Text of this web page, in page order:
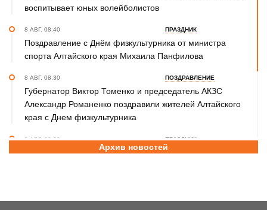
воспитывает юных волейболистов
8 АВГ. 08:40 ПРАЗДНИК
Поздравление с Днём физкультурника от министра
спорта Алтайского края Михаила Панфилова
8 АВГ. 08:30 ПОЗДРАВЛЕНИЕ
Губернатор Виктор Томенко и председатель АКЗС
Александр Романенко поздравили жителей Алтайского
края с Днем физкультурника
8 АВГ. 08:20 ПРАЗДНИК
Поздравление с Днем физкультурника от министра
Базовый элемент. Александру Городову - 70 лет
Архив новостей